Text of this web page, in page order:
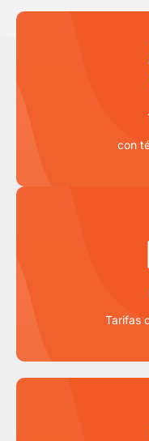
con
Tarifas